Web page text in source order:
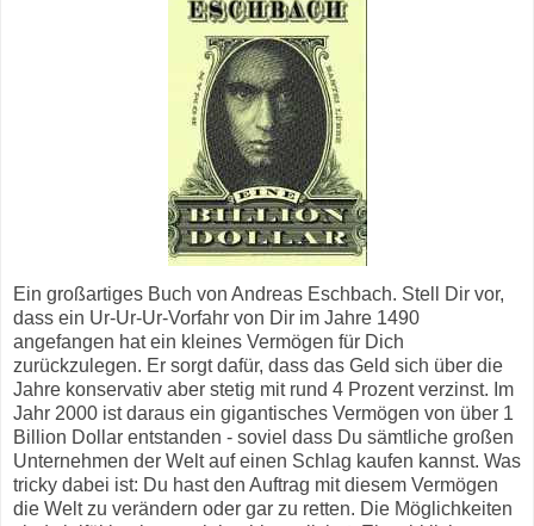
Ein großartiges Buch von Andreas Eschbach. Stell Dir vor,
dass ein Ur-Ur-Ur-Vorfahr von Dir im Jahre 1490
angefangen hat ein kleines Vermögen für Dich
zurückzulegen. Er sorgt dafür, dass das Geld sich über die
Jahre konservativ aber stetig mit rund 4 Prozent verzinst. Im
Jahr 2000 ist daraus ein gigantisches Vermögen von über 1
Billion Dollar entstanden - soviel dass Du sämtliche großen
Unternehmen der Welt auf einen Schlag kaufen kannst. Was
tricky dabei ist: Du hast den Auftrag mit diesem Vermögen
die Welt zu verändern oder gar zu retten. Die Möglichkeiten